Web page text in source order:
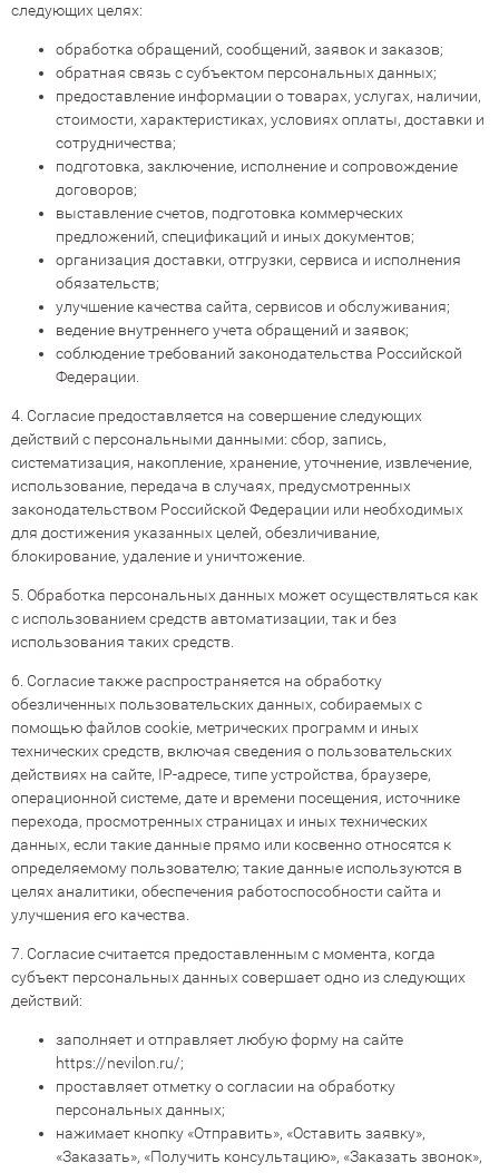
следующих целях:
обработка обращений, сообщений, заявок и заказов;
обратная связь с субъектом персональных данных;
предоставление информации о товарах, услугах, наличии,
стоимости, характеристиках, условиях оплаты, доставки и
сотрудничества;
подготовка, заключение, исполнение и сопровождение
договоров;
выставление счетов, подготовка коммерческих
предложений, спецификаций и иных документов;
организация доставки, отгрузки, сервиса и исполнения
обязательств;
улучшение качества сайта, сервисов и обслуживания;
ведение внутреннего учета обращений и заявок;
соблюдение требований законодательства Российской
Федерации.
4. Согласие предоставляется на совершение следующих
действий с персональными данными: сбор, запись,
систематизация, накопление, хранение, уточнение, извлечение,
использование, передача в случаях, предусмотренных
законодательством Российской Федерации или необходимых
для достижения указанных целей, обезличивание,
блокирование, удаление и уничтожение.
5. Обработка персональных данных может осуществляться как
с использованием средств автоматизации, так и без
использования таких средств.
6. Согласие также распространяется на обработку
обезличенных пользовательских данных, собираемых с
помощью файлов cookie, метрических программ и иных
технических средств, включая сведения о пользовательских
действиях на сайте, IP-адресе, типе устройства, браузере,
операционной системе, дате и времени посещения, источнике
перехода, просмотренных страницах и иных технических
данных, если такие данные прямо или косвенно относятся к
определяемому пользователю; такие данные используются в
целях аналитики, обеспечения работоспособности сайта и
улучшения его качества.
7. Согласие считается предоставленным с момента, когда
субъект персональных данных совершает одно из следующих
действий:
заполняет и отправляет любую форму на сайте
https://nevilon.ru/;
проставляет отметку о согласии на обработку
персональных данных;
нажимает кнопку «Отправить», «Оставить заявку»,
«Заказать», «Получить консультацию», «Заказать звонок»,